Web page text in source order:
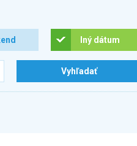
Iný dátum